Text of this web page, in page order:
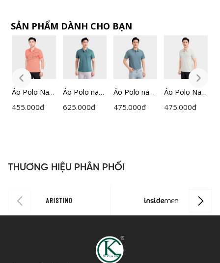
SẢN PHẨM DÀNH CHO BẠN
Áo Polo Nam
Cam In
1
455.000đ
Áo Polo nam
ngắn tay
625.000đ
Áo Polo nam
ngắn tay
475.000đ
Áo Polo Nam
Họa Tiết
475.000đ
THƯƠNG HIỆU PHÂN PHỐI